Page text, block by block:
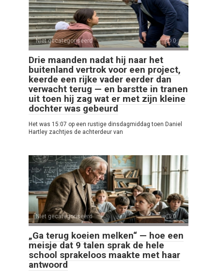
Niet gecategoriseerd 0
Drie maanden nadat hij naar het
buitenland vertrok voor een project,
keerde een rijke vader eerder dan
verwacht terug — en barstte in tranen
uit toen hij zag wat er met zijn kleine
dochter was gebeurd
Het was 15:07 op een rustige dinsdagmiddag toen Daniel
Hartley zachtjes de achterdeur van
Niet gecategoriseerd 0
„Ga terug koeien melken“ — hoe een
meisje dat 9 talen sprak de hele
school sprakeloos maakte met haar
antwoord